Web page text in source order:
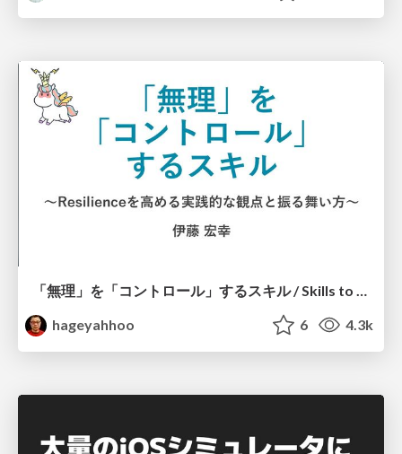
「無理」を「コントロール」するスキル / Skills to Control "Muri"
hageyahhoo
6 4.3k